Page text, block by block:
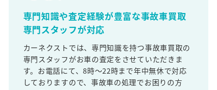
専門知識や査定経験が豊富な事故車買取
専門スタッフが対応
カーネクストでは、専門知識を持つ事故車買取の
専門スタッフがお車の査定をさせていただきま
す。お電話にて、8時～22時まで年中無休で対応
しておりますので、事故車の処理でお困りの方